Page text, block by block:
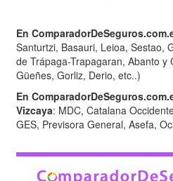
En
Santurtzi, Basauri, Leioa, Sestao,
de Trápaga-Trapagaran, Abanto
Güeñes, Gorliz, Derio, etc..)
En
Vizcaya: MDC, Catalana
GES, Previsora General, Asefa,